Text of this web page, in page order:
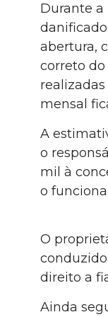
Durante
abertura,
correto
mensal
A
o
mil à
o
O
direito a
Ainda